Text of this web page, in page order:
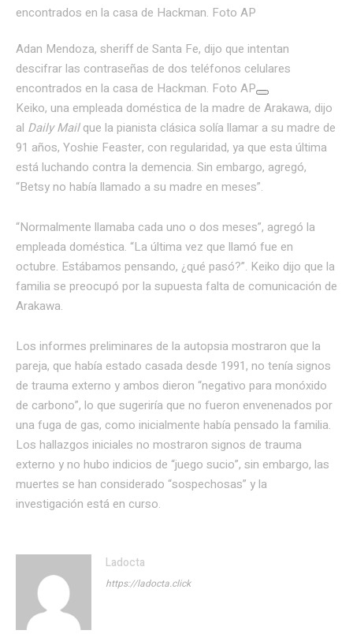
Adan Mendoza, sheriff de Santa Fe, dijo que intentan
descifrar las contraseñas de dos teléfonos celulares
encontrados en la casa de Hackman. Foto AP
Keiko, una empleada doméstica de la madre de Arakawa, dijo
al Daily Mailque la pianista clásica solía llamar a su madre de
91 años, Yoshie Feaster, con regularidad, ya que esta última
está luchando contra la demencia. Sin embargo, agregó,
“Betsy no había llamado a su madre en meses”.
“Normalmente llamaba cada uno o dos meses”, agregó la
empleada doméstica. “La última vez que llamó fue en
octubre. Estábamos pensando, ¿qué pasó?”. Keiko dijo que la
familia se preocupó por la supuesta falta de comunicación de
Arakawa.
Los informes preliminares de la autopsia mostraron que la
pareja, que había estado casada desde 1991, no tenía signos
de trauma externo y ambos dieron “negativo para monóxido
de carbono”, lo que sugeriría que no fueron envenenados por
una fuga de gas, como inicialmente había pensado la familia.
Los hallazgos iniciales no mostraron signos de trauma
externo y no hubo indicios de “juego sucio”, sin embargo, las
muertes se han considerado “sospechosas” y la
investigación está en curso.
Ladocta
https://ladocta.click